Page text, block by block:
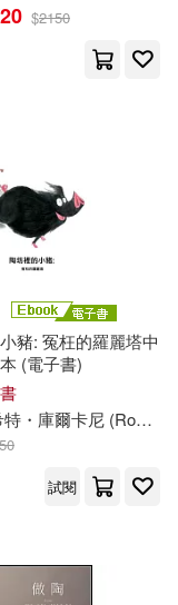
$2150
豬: 冤枉的羅麗塔中
(電子書)
原著 羅希特・庫爾卡尼 (Rohit Kulkarni)繪者 普莉雅・庫利安 (Priya Kuriyan)重編 好書多教育科技有限公司
試閱